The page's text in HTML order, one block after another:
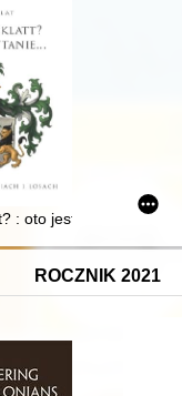
: oto jest pytanie... :
ROCZNIK 2021